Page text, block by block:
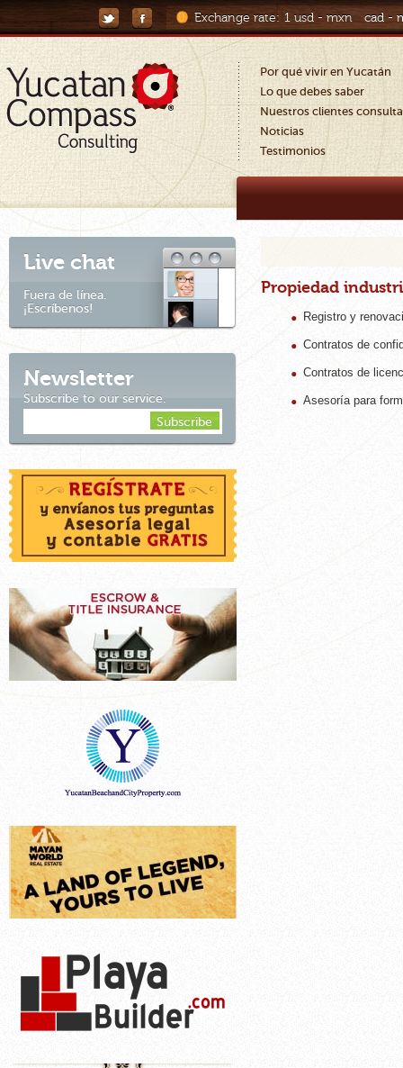
Exchange rate: 1 usd - mxn cad -
Por qué vivir en Yucatán
Lo que debes saber
Nuestros clientes
Noticias
Testimonios
Live chat
Fuera de línea.
¡Escríbenos!
Newsletter
Subscribe to our service.
Propiedad
Registro y
Contratos de
Contratos de
Asesoría para